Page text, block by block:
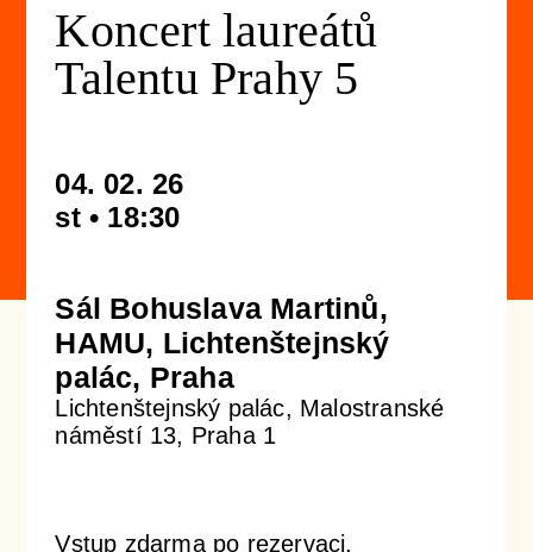
Koncertní sály & ubytování
Newsletter
Konkurzy
Profil orchestru
Členové orchestru
Komorní soubory
Správní a dozorčí orgány
Historie
Podpořit
Pro firmy
Lobkowicz abonmá
Podporují nás
Finanční dar
Dětský klub Notička
Koncerty pro děti v Rudolfinu
ISMFA Prague
Talent Prahy 5
Koncerty pro školy
Kontakty
Koncert laureátů
Talentu Prahy 5
04. 02. 26
st • 18:30
Sál Bohuslava Martinů,
HAMU, Lichtenštejnský
palác, Praha
Lichtenštejnský palác, Malostranské
náměstí 13, Praha 1
Vstup zdarma po rezervaci.